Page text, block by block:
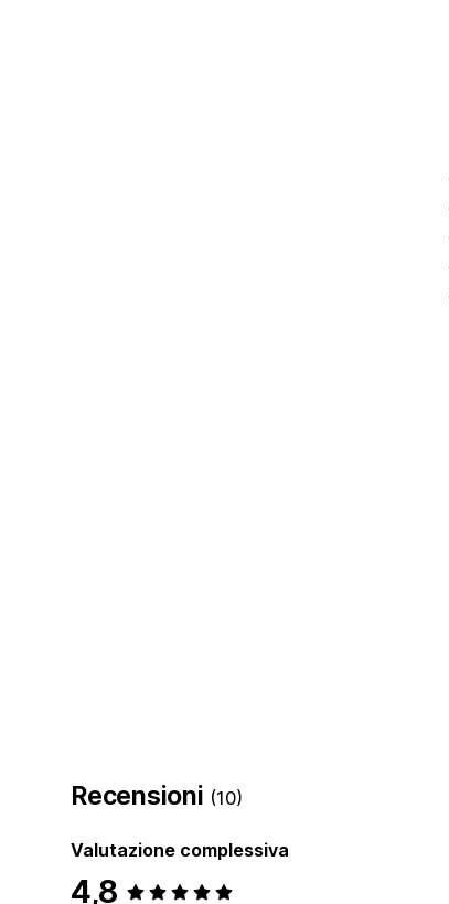
Recensioni (10)
Valutazione complessiva
4,8